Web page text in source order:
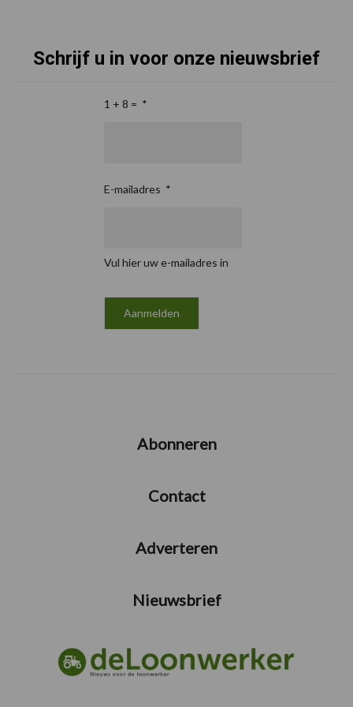
Schrijf u in voor onze nieuwsbrief
1 + 8 = *
E-mailadres *
Vul hier uw e-mailadres in
Abonneren
Contact
Adverteren
Nieuwsbrief